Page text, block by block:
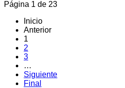
Página 1 de 23
Inicio
Anterior
1
2
3
…
Siguiente
Final